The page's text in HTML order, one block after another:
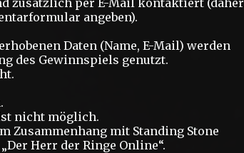
angeben).
Daten (Name, E-Mail) werden
des Gewinnspiels genutzt.
nicht möglich.
Zusammenhang mit Standing Stone
Herr der Ringe Online“.